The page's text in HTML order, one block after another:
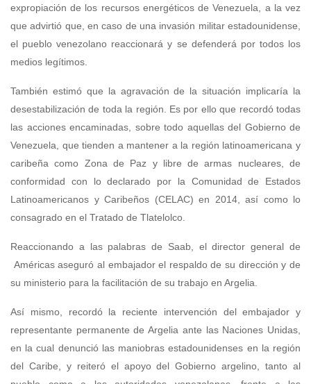
expropiación de los recursos energéticos de Venezuela, a la vez
que advirtió que, en caso de una invasión militar estadounidense,
el pueblo venezolano reaccionará y se defenderá por todos los
medios legítimos.
También estimó que la agravación de la situación implicaría la
desestabilización de toda la región. Es por ello que recordó todas
las acciones encaminadas, sobre todo aquellas del Gobierno de
Venezuela, que tienden a mantener a la región latinoamericana y
caribeña como Zona de Paz y libre de armas nucleares, de
conformidad con lo declarado por la Comunidad de Estados
Latinoamericanos y Caribeños (CELAC) en 2014, así como lo
consagrado en el Tratado de Tlatelolco.
Reaccionando a las palabras de Saab, el director general de
Américas aseguró al embajador el respaldo de su dirección y de
su ministerio para la facilitación de su trabajo en Argelia.
Así mismo, recordó la reciente intervención del embajador y
representante permanente de Argelia ante las Naciones Unidas,
en la cual denunció las maniobras estadounidenses en la región
del Caribe, y reiteró el apoyo del Gobierno argelino, tanto al